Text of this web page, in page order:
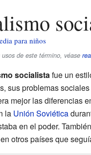
para niños
usos de este término, véase
socialistafue un
sus problemas
mejor las diferencias
la Unión Soviética
en el poder.
otros países que